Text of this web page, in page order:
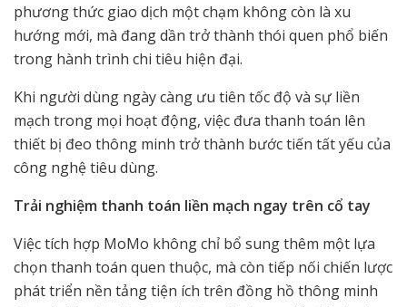
phương thức giao dịch một chạm không còn là xu
hướng mới, mà đang dần trở thành thói quen phổ biến
trong hành trình chi tiêu hiện đại.
Khi người dùng ngày càng ưu tiên tốc độ và sự liền
mạch trong mọi hoạt động, việc đưa thanh toán lên
thiết bị đeo thông minh trở thành bước tiến tất yếu của
công nghệ tiêu dùng.
Trải nghiệm thanh toán liền mạch ngay trên cổ tay
Việc tích hợp MoMo không chỉ bổ sung thêm một lựa
chọn thanh toán quen thuộc, mà còn tiếp nối chiến lược
phát triển nền tảng tiện ích trên đồng hồ thông minh